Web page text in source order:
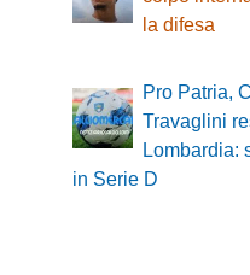
la difesa
Pro Patria,
Travaglini
Lombardia:
in Serie D